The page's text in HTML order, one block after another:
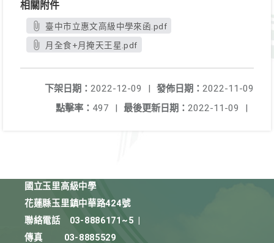
相關附件
臺中市立惠文高級中學來函.pdf
月全食+月掩天王星.pdf
發佈日期： 2022-11-09
下架日期： 2022-12-09
|
最後更新日期： 2022-11-09 |
點擊率： 497 |
國立玉里高級中學
花蓮縣玉里鎮中華路424號
聯絡電話
03-8886171~5
傳真
03-8885529